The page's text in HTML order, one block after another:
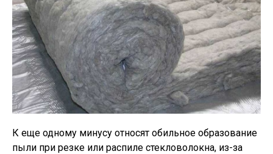
К еще одному минусу относят обильное образование
пыли при резке или распиле стекловолокна, из-за